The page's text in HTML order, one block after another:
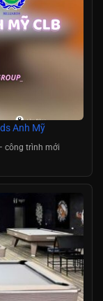
Anh Mỹ
công trình mới